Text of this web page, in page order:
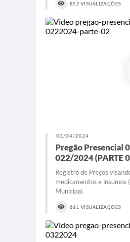
852 VISUALIZAÇÕES
03/04/2024
Pregão Presencial
022/2024 (PARTE
Registro de Preços
medicamentos e insumos
Municipal.
611 VISUALIZAÇÕES